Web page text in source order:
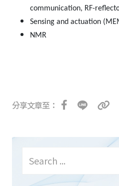
communication, RF-
Sensing and actuation
NMR
分享文章至：